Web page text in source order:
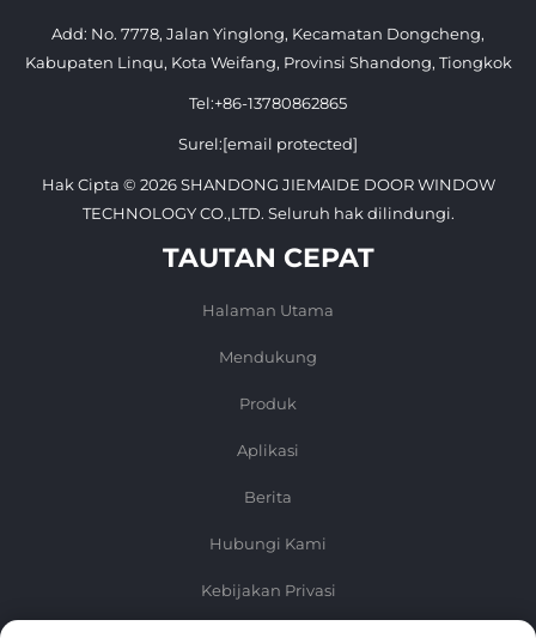
Add: No. 7778, Jalan Yinglong, Kecamatan Dongcheng,
Kabupaten Linqu, Kota Weifang, Provinsi Shandong, Tiongkok
Tel:+86-13780862865
Surel:[email protected]
Hak Cipta © 2026 SHANDONG JIEMAIDE DOOR WINDOW
TECHNOLOGY CO.,LTD. Seluruh hak dilindungi.
TAUTAN CEPAT
Halaman Utama
Mendukung
Produk
Aplikasi
Berita
Hubungi Kami
Kebijakan Privasi